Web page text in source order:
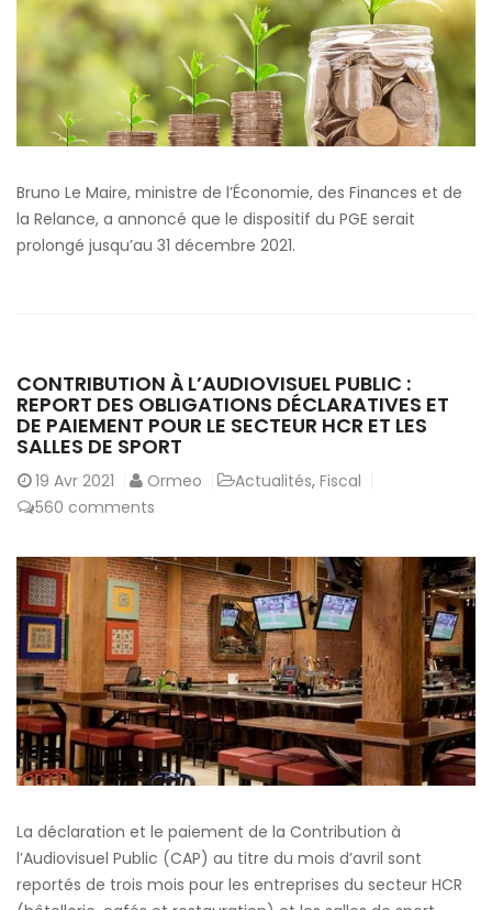
Bruno Le Maire, ministre de l’Économie, des Finances et de
la Relance, a annoncé que le dispositif du PGE serait
prolongé jusqu’au 31 décembre 2021.
CONTRIBUTION À L’AUDIOVISUEL PUBLIC :
REPORT DES OBLIGATIONS DÉCLARATIVES ET
DE PAIEMENT POUR LE SECTEUR HCR ET LES
SALLES DE SPORT
19 Avr 2021 Ormeo Actualités, Fiscal
560 comments
La déclaration et le paiement de la Contribution à
l’Audiovisuel Public (CAP) au titre du mois d’avril sont
reportés de trois mois pour les entreprises du secteur HCR